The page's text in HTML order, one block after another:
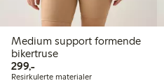
Medium support formende
bikertruse
299,-299,00 kr
Resirkulerte materialer